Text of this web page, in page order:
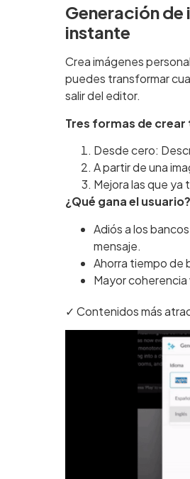
Generación de
instante
Crea imágenes
puedes transformar
salir del editor.
Tres formas de crear
Desde cero:
A partir de una
Mejora las que ya
¿Qué gana el usuario?
Adiós a los
mensaje.
Ahorra tiempo de
Mayor
✓ Contenidos más